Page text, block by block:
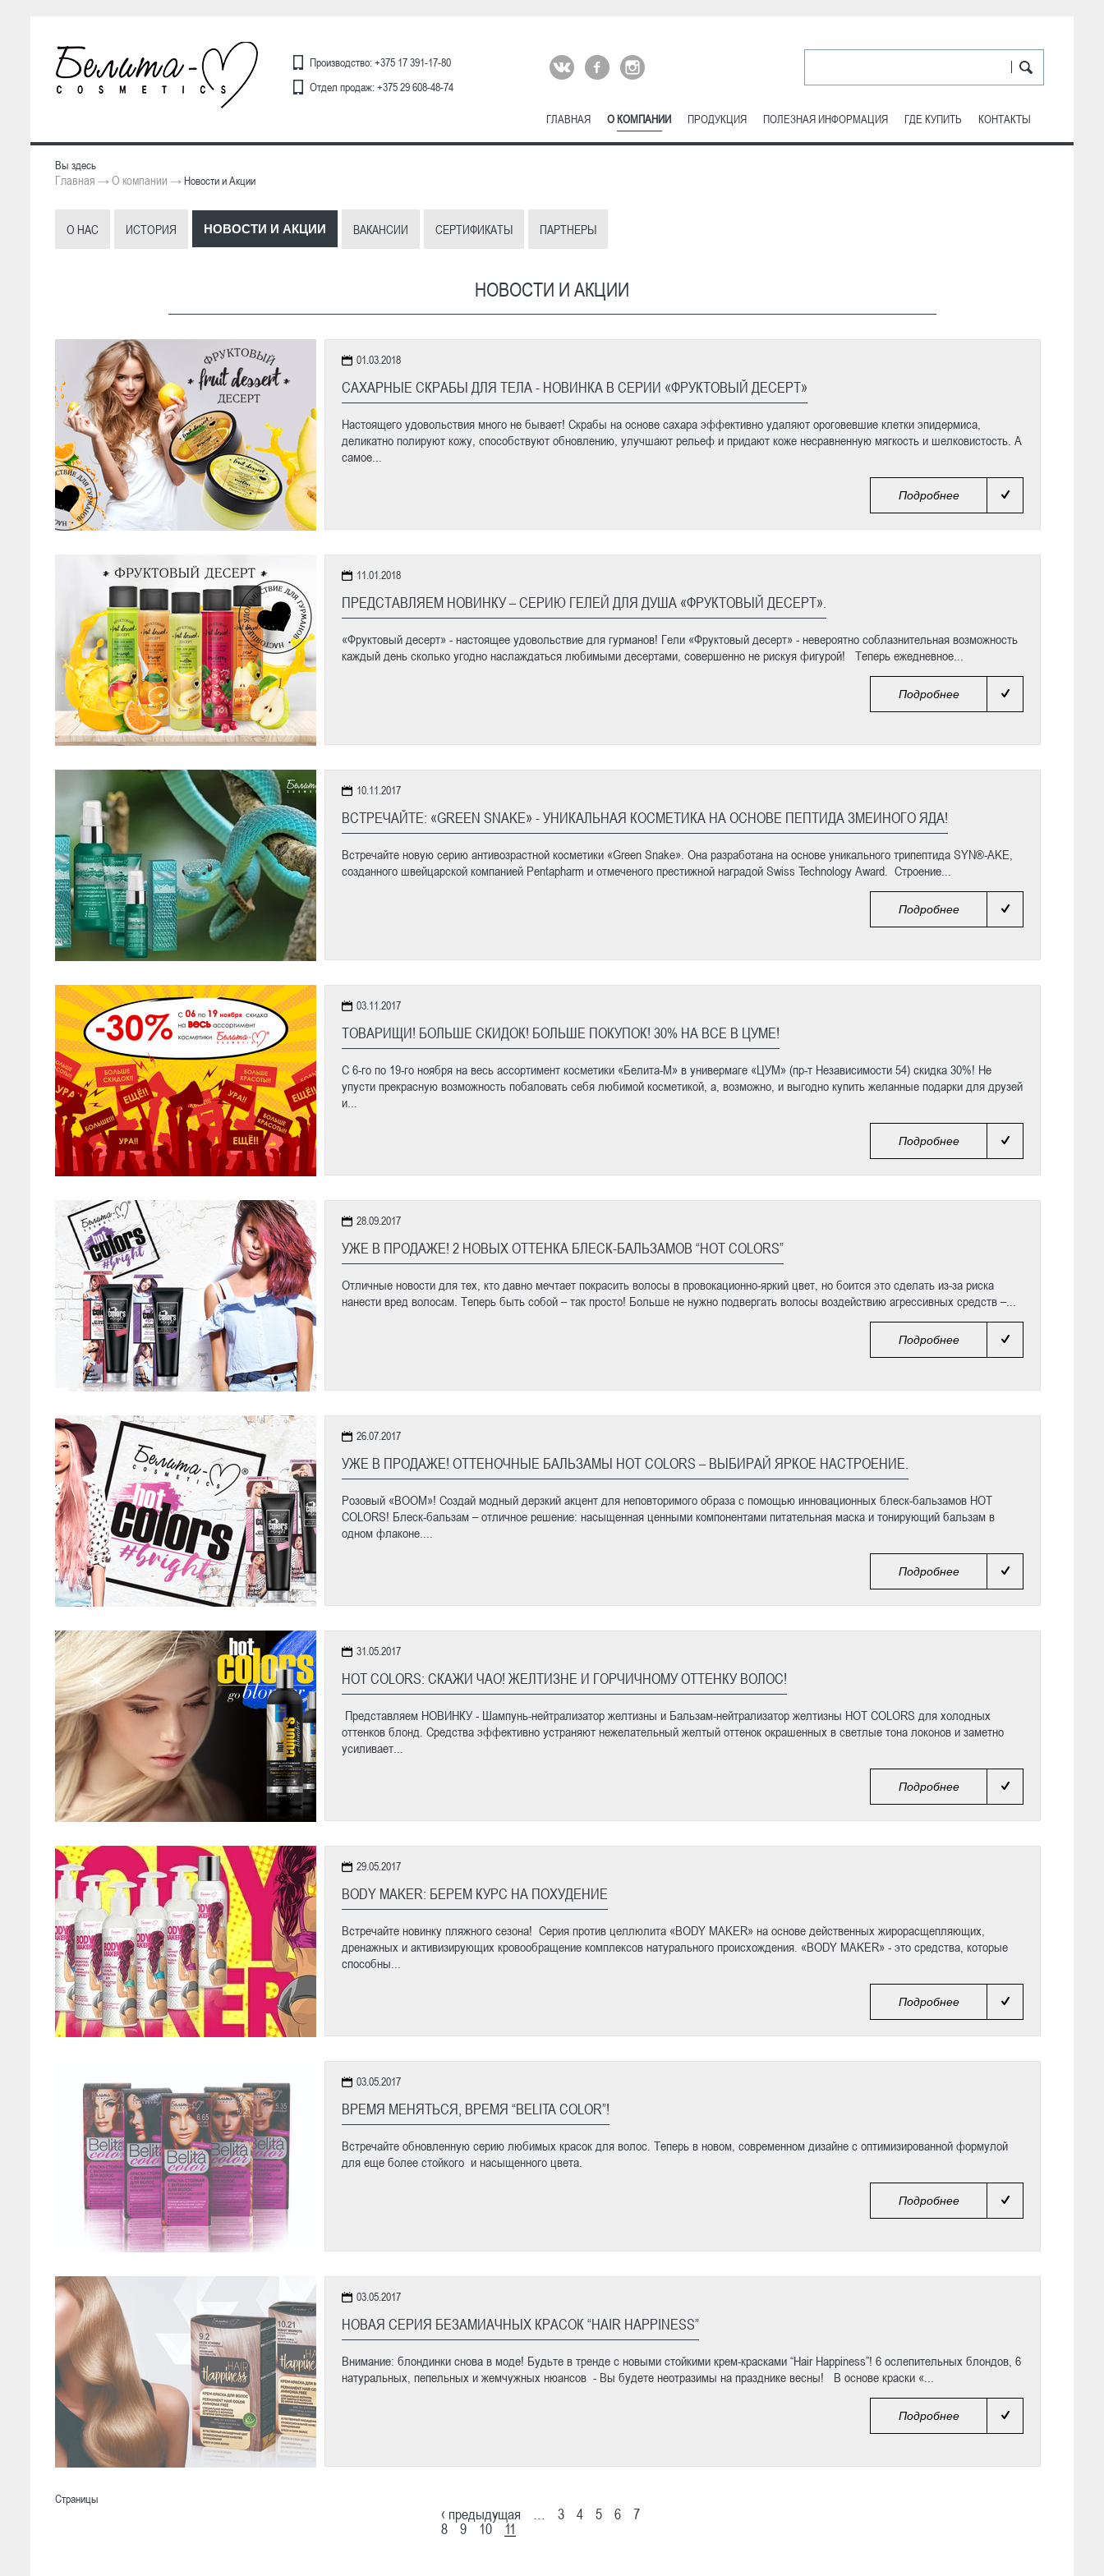
Производство: +375 17 391-17-80
Отдел продаж: +375 29 608-48-74
ГЛАВНАЯ О КОМПАНИИ ПРОДУКЦИЯ ПОЛЕЗНАЯ ИНФОРМАЦИЯ ГДЕ КУПИТЬ КОНТАКТЫ
Вы здесь
Главная →О компании →Новости и Акции
О НАС ИСТОРИЯ НОВОСТИ И АКЦИИ ВАКАНСИИ СЕРТИФИКАТЫ ПАРТНЕРЫ
НОВОСТИ И АКЦИИ
01.03.2018
САХАРНЫЕ СКРАБЫ ДЛЯ ТЕЛА - НОВИНКА В СЕРИИ «ФРУКТОВЫЙ ДЕСЕРТ»
Настоящего удовольствия много не бывает! Скрабы на основе сахара эффективно удаляют ороговевшие клетки эпидермиса,
деликатно полируют кожу, способствуют обновлению, улучшают рельеф и придают коже несравненную мягкость и шелковистость. А
самое...
Подробнее
11.01.2018
ПРЕДСТАВЛЯЕМ НОВИНКУ – СЕРИЮ ГЕЛЕЙ ДЛЯ ДУША «ФРУКТОВЫЙ ДЕСЕРТ».
«Фруктовый десерт» - настоящее удовольствие для гурманов! Гели «Фруктовый десерт» - невероятно соблазнительная возможность
каждый день сколько угодно наслаждаться любимыми десертами, совершенно не рискуя фигурой! Теперь ежедневное...
Подробнее
10.11.2017
ВСТРЕЧАЙТЕ: «GREEN SNAKE» - УНИКАЛЬНАЯ КОСМЕТИКА НА ОСНОВЕ ПЕПТИДА ЗМЕИНОГО ЯДА!
Встречайте новую серию антивозрастной косметики «Green Snake». Она разработана на основе уникального трипептида SYN®-AKE,
созданного швейцарской компанией Pentapharm и отмеченого престижной наградой Swiss Technology Award. Строение...
Подробнее
03.11.2017
ТОВАРИЩИ! БОЛЬШЕ СКИДОК! БОЛЬШЕ ПОКУПОК! 30% НА ВСЕ В ЦУМЕ!
С 6-го по 19-го ноября на весь ассортимент косметики «Белита-М» в универмаге «ЦУМ» (пр-т Независимости 54) скидка 30%! Не
упусти прекрасную возможность побаловать себя любимой косметикой, а, возможно, и выгодно купить желанные подарки для друзей
и...
Подробнее
28.09.2017
УЖЕ В ПРОДАЖЕ! 2 НОВЫХ ОТТЕНКА БЛЕСК-БАЛЬЗАМОВ “HOT COLORS”
Отличные новости для тех, кто давно мечтает покрасить волосы в провокационно-яркий цвет, но боится это сделать из-за риска
нанести вред волосам. Теперь быть собой – так просто! Больше не нужно подвергать волосы воздействию агрессивных средств –...
Подробнее
26.07.2017
УЖЕ В ПРОДАЖЕ! ОТТЕНОЧНЫЕ БАЛЬЗАМЫ HOT COLORS – ВЫБИРАЙ ЯРКОЕ НАСТРОЕНИЕ.
Розовый «BOOM»! Создай модный дерзкий акцент для неповторимого образа с помощью инновационных блеск-бальзамов HOT
COLORS! Блеск-бальзам – отличное решение: насыщенная ценными компонентами питательная маска и тонирующий бальзам в
одном флаконе....
Подробнее
31.05.2017
HOT COLORS: СКАЖИ ЧАО! ЖЕЛТИЗНЕ И ГОРЧИЧНОМУ ОТТЕНКУ ВОЛОС!
Представляем НОВИНКУ - Шампунь-нейтрализатор желтизны и Бальзам-нейтрализатор желтизны HOT COLORS для холодных
оттенков блонд. Средства эффективно устраняют нежелательный желтый оттенок окрашенных в светлые тона локонов и заметно
усиливает...
Подробнее
29.05.2017
BODY MAKER: БЕРЕМ КУРС НА ПОХУДЕНИЕ
Встречайте новинку пляжного сезона! Серия против целлюлита «BODY MAKER» на основе действенных жирорасщепляющих,
дренажных и активизирующих кровообращение комплексов натурального происхождения. «BODY MAKER» - это средства, которые
способны...
Подробнее
03.05.2017
ВРЕМЯ МЕНЯТЬСЯ, ВРЕМЯ “BELITA COLOR”!
Встречайте обновленную серию любимых красок для волос. Теперь в новом, современном дизайне с оптимизированной формулой
для еще более стойкого и насыщенного цвета.
Подробнее
03.05.2017
НОВАЯ СЕРИЯ БЕЗАМИАЧНЫХ КРАСОК “HAIR HAPPINESS”
Внимание: блондинки снова в моде! Будьте в тренде с новыми стойкими крем-красками “Hair Happiness”! 6 ослепительных блондов, 6
натуральных, пепельных и жемчужных нюансов - Вы будете неотразимы на празднике весны! В основе краски «...
Подробнее
Страницы
‹ предыдущая 3 4 5 6
7
8
9 10 11